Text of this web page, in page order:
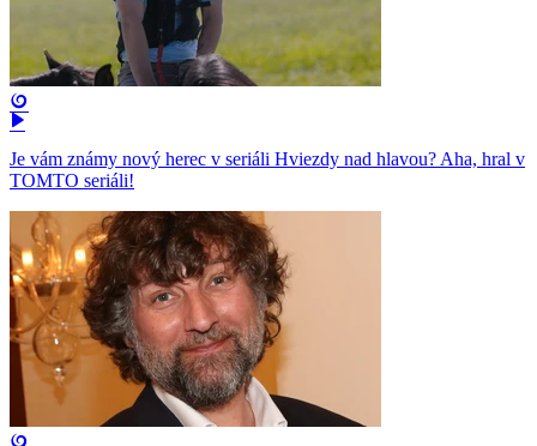
Je vám známy nový herec v seriáli Hviezdy nad hlavou? Aha, hral v
TOMTO seriáli!